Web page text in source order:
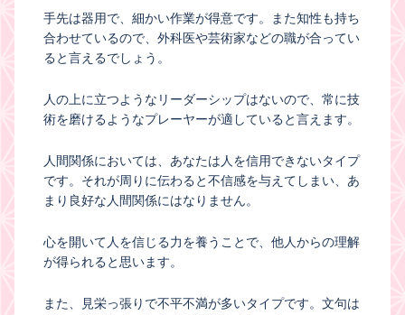
手先は器用で、細かい作業が得意です。また知性も持ち
合わせているので、外科医や芸術家などの職が合ってい
ると言えるでしょう。
人の上に立つようなリーダーシップはないので、常に技
術を磨けるようなプレーヤーが適していると言えます。
人間関係においては、あなたは人を信用できないタイプ
です。それが周りに伝わると不信感を与えてしまい、あ
まり良好な人間関係にはなりません。
心を開いて人を信じる力を養うことで、他人からの理解
が得られると思います。
また、見栄っ張りで不平不満が多いタイプです。文句は